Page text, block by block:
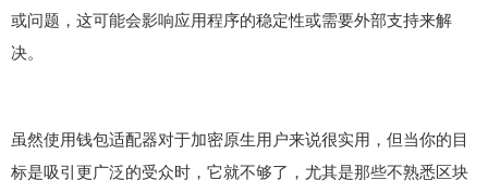
或问题，这可能会影响应用程序的稳定性或需要外部支持来解
决。
虽然使用钱包适配器对于加密原生用户来说很实用，但当你的目
标是吸引更广泛的受众时，它就不够了，尤其是那些不熟悉区块